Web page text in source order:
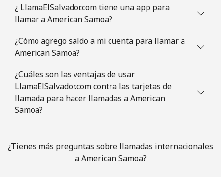
Celular 222 min por ⁦$10⁩ ⁦11c⁩
Azerbaijan
Celular ⁦56.5c⁩ 17 min por ⁦$10⁩ ⁦55c⁩
¿ LlamaElSalvador.com tiene una app para
llamar a American Samoa?
¿Cómo agrego saldo a mi cuenta para llamar a
American Samoa?
¿Cuáles son las ventajas de usar
LlamaElSalvador.com contra las tarjetas de
llamada para hacer llamadas a American
Samoa?
¿Tienes más preguntas sobre llamadas internacionales
a American Samoa?